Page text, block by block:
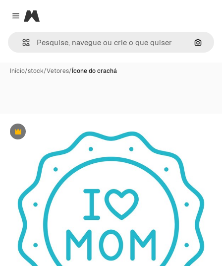
Close menu
Magnific
Início/stock/Vetores/Ícone do crachá
Premium